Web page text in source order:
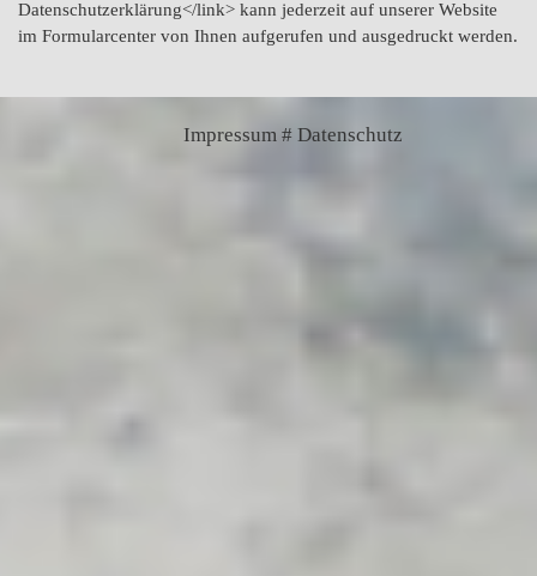
Datenschutzerklärung</link> kann jederzeit auf unserer Website
im Formularcenter von Ihnen aufgerufen und ausgedruckt werden.
Impressum # Datenschutz